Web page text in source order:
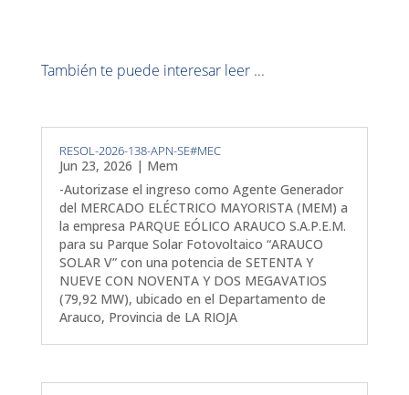
También te puede interesar leer ...
RESOL-2026-138-APN-SE#MEC
Jun 23, 2026 | Mem
-Autorizase el ingreso como Agente Generador
del MERCADO ELÉCTRICO MAYORISTA (MEM) a
la empresa PARQUE EÓLICO ARAUCO S.A.P.E.M.
para su Parque Solar Fotovoltaico “ARAUCO
SOLAR V” con una potencia de SETENTA Y
NUEVE CON NOVENTA Y DOS MEGAVATIOS
(79,92 MW), ubicado en el Departamento de
Arauco, Provincia de LA RIOJA